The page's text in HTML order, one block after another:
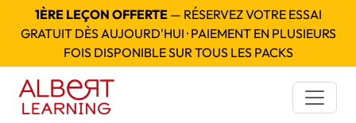
1ÈRE LEÇON OFFERTE— RÉSERVEZ VOTRE ESSAI
GRATUIT DÈS AUJOURD'HUI · PAIEMENT EN PLUSIEURS
FOIS DISPONIBLE SUR TOUS LES PACKS